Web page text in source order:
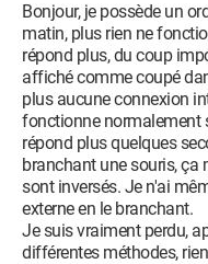
Bonjour, je possède un
matin, plus rien ne
répond plus, du coup
affiché comme coupé
plus aucune connexion
fonctionne normalement
répond plus quelques
branchant une souris, ça
sont inversés. Je n'ai
externe en le branchant.
Je suis vraiment perdu,
différentes méthodes,